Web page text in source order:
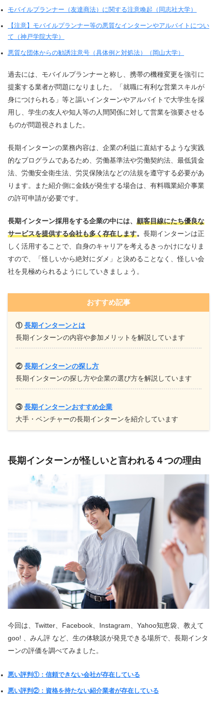
モバイルプランナー（友達商法）に関する注意喚起（同志社大学）
【注意】モバイルプランナー等の悪質なインターンやアルバイトについ
て（神戸学院大学）
悪質な団体からの勧誘注意号（具体例と対処法）（岡山大学）
過去には、モバイルプランナーと称し、携帯の機種変更を強引に
提案する業者が問題になりました。「就職に有利な営業スキルが
身につけられる」等と謳いインターンやアルバイトで大学生を採
用し、学生の友人や知人等の人間関係に対して営業を強要させる
ものが問題視されました。
長期インターンの業務内容は、企業の利益に直結するような実践
的なプログラムであるため、労働基準法や労働契約法、最低賃金
法、労働安全衛生法、労災保険法などの法規を遵守する必要があ
ります。また紹介側に金銭が発生する場合は、有料職業紹介事業
の許可申請が必要です。
長期インターン採用をする企業の中には、 顧客目線にたち優良な
サービスを提供する会社も多く存在します。 長期インターンは正
しく活用することで、自身のキャリアを考えるきっかけになりま
すので、「怪しいから絶対にダメ」と決めることなく、怪しい会
社を見極められるようにしていきましょう。
おすすめ記事
①長期インターンとは
長期インターンの内容や参加メリットを解説しています
②長期インターンの探し方
長期インターンの探し方や企業の選び方を解説しています
③長期インターンおすすめ企業
大手・ベンチャーの長期インターンを紹介しています
長期インターンが怪しいと言われる４つの理由
今回は、Twitter、Facebook、Instagram、Yahoo知恵袋、教えて
goo! 、みん評 など、生の体験談が発見できる場所で、長期インタ
ーンの評価を調べてみました。
悪い評判①：信頼できない会社が存在している
悪い評判②：資格を持たない紹介業者が存在している